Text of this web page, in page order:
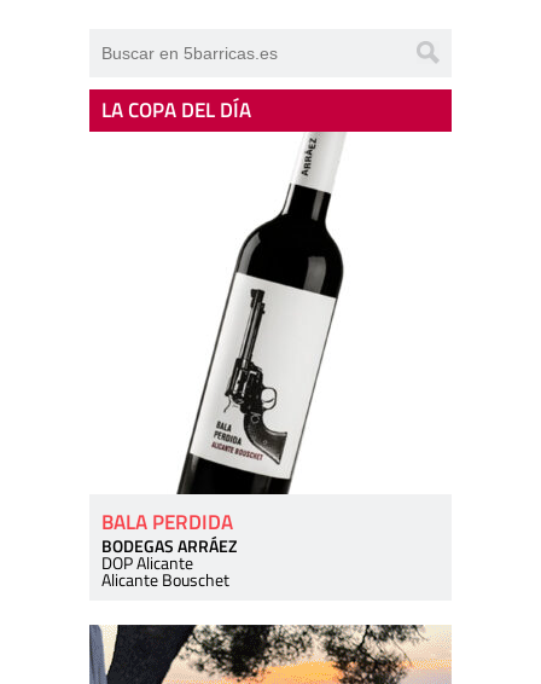
LA COPA DEL DÍA
BALA PERDIDA
BODEGAS ARRÁEZ
DOP Alicante
Alicante Bouschet